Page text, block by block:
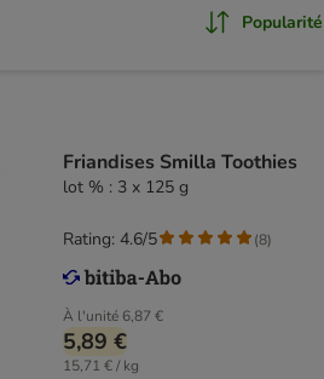
Popularité
Friandises Smilla Toothies
lot % : 3 x 125 g
À l'unité 6,87 €
5,89 €
15,71 € / kg
Rating: 4.6/5 (8)